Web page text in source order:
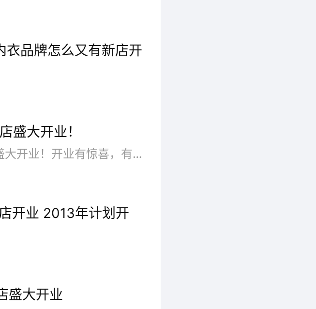
福田区八卦岭服装基
身材和时尚元素，着
的领导品牌”。
衣品牌怎么又有新店开
盛大开业！
热烈庆祝芭乐兔童装新店今日盛大开业！开业有惊喜，有折又有礼，更多优惠活动等着您！
开业 2013年计划开
盛大开业